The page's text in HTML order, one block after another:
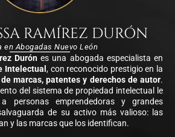
RAMÍREZ DURÓN
en Abogadas Nuevo León
Durónes una abogada especialista en
Intelectual , con reconocido prestigio en la
marcas, patentes y derechos de autor.
del sistema de propiedad intelectual le
personas emprendedoras y grandes
de su activo más valioso: las
y las marcas que los identifican.